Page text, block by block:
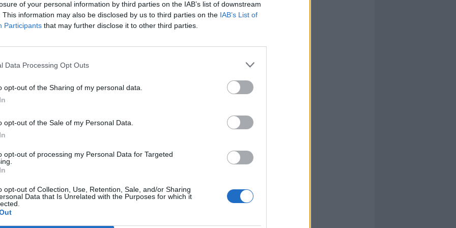
of your personal information by third parties on the IAB’s list of downstream
This information may also be disclosed by us to third parties on the IAB’s List of
Participants that may further disclose it to other third parties.
Data Processing Opt Outs
opt-out of the Sharing of my personal data.
opt-out of the Sale of my Personal Data.
opt-out of processing my Personal Data for Targeted
opt-out of Collection, Use, Retention, Sale, and/or Sharing
Data that Is Unrelated with the Purposes for which it
le fonti, non è stata ancora presa
significativamente il panorama
conflitto, ponendo una più ampia
territorio russo nel mirino di potenti
uno scenario che preoccupa
di Joe Biden, hanno affermato i
analisti militari hanno suggerito che
dei missili a lunga gittata, che possono
della maggior parte degli altri
arsenale dell’Ucraina, potrebbe far
di centinaia di chilometri le aree di sosta
rifornimenti russi. Questo
la capacità della Russia di sostenere
offensive e potenzialmente
un vantaggio strategico.
punti vicini al confine settentrionale dell’
la Russia potrebbe consentire loro di